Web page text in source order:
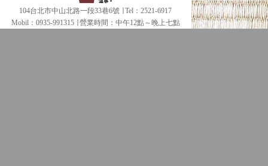
104台北市中山北路一段33巷6號 ∣ Tel：2521-6917
Mobil：0935-991315 ∣
營業時間：中午12點～晚上七點